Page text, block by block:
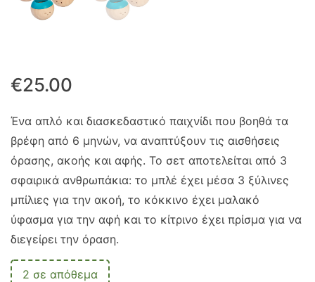
€25.00
Ένα απλό και διασκεδαστικό παιχνίδι που βοηθά τα
βρέφη από 6 μηνών, να αναπτύξουν τις αισθήσεις
όρασης, ακοής και αφής. Το σετ αποτελείται από 3
σφαιρικά ανθρωπάκια: το μπλέ έχει μέσα 3 ξύλινες
μπίλιες για την ακοή, το κόκκινο έχει μαλακό
ύφασμα για την αφή και το κίτρινο έχει πρίσμα για να
διεγείρει την όραση.
2 σε απόθεμα